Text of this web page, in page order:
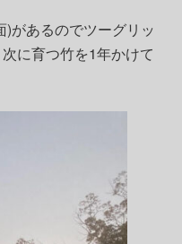
があるのでツーグリッ
に育つ竹を1年かけて